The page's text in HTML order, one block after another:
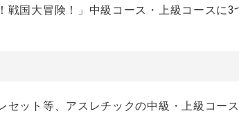
戦国大冒険！」中級コース・上級コースに
セット等、アスレチックの中級・上級コー